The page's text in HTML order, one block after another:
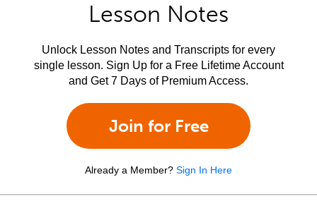
Lesson Notes
Unlock Lesson Notes and Transcripts for every
single lesson. Sign Up for a Free Lifetime Account
and Get 7 Days of Premium Access.
Join for Free
Already a Member? Sign In Here